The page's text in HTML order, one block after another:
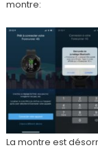
montre:
La montre est